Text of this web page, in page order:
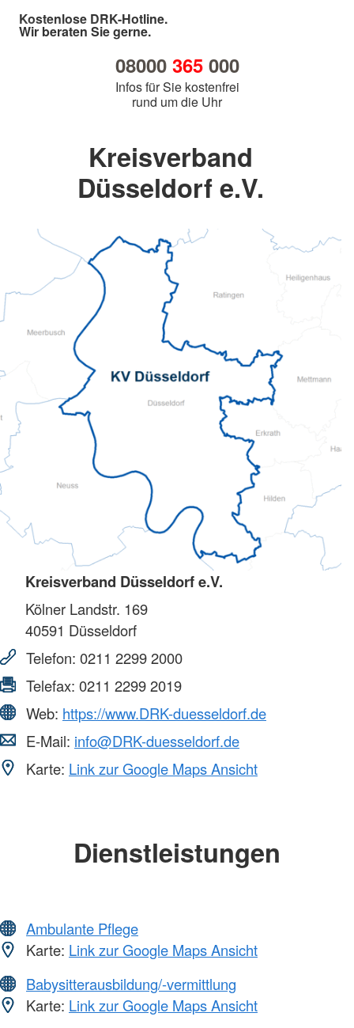
Kostenlose DRK-Hotline.
Wir beraten Sie gerne.
08000 365000
Infos für Sie kostenfrei
rund um die Uhr
Kreisverband
Düsseldorf e.V.
Kreisverband Düsseldorf e.V.
Kölner Landstr. 169
40591 Düsseldorf
Telefon: 0211 2299 2000
Telefax: 0211 2299 2019
Web: https://www.DRK-duesseldorf.de
E-Mail: info@DRK-duesseldorf.de
Karte: Link zur Google Maps Ansicht
Dienstleistungen
Ambulante Pflege
Karte: Link zur Google Maps Ansicht
Babysitterausbildung/-vermittlung
Karte: Link zur Google Maps Ansicht